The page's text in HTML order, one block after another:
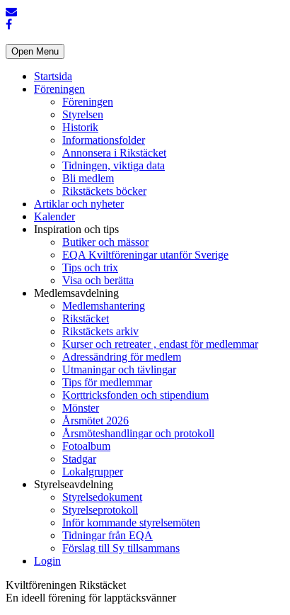
Open Menu
Startsida
Föreningen
Föreningen
Styrelsen
Historik
Informationsfolder
Annonsera i Rikstäcket
Tidningen, viktiga data
Bli medlem
Rikstäckets böcker
Artiklar och nyheter
Kalender
Inspiration och tips
Butiker och mässor
EQA Kviltföreningar utanför Sverige
Tips och trix
Visa och berätta
Medlemsavdelning
Medlemshantering
Rikstäcket
Rikstäckets arkiv
Kurser och retreater , endast för medlemmar
Adressändring för medlem
Utmaningar och tävlingar
Tips för medlemmar
Korttricksfonden och stipendium
Mönster
Årsmötet 2026
Årsmöteshandlingar och protokoll
Fotoalbum
Stadgar
Lokalgrupper
Styrelseavdelning
Styrelsedokument
Styrelseprotokoll
Inför kommande styrelsemöten
Tidningar från EQA
Förslag till Sy tillsammans
Login
Kviltföreningen Rikstäcket
En ideell förening för lapptäcksvänner